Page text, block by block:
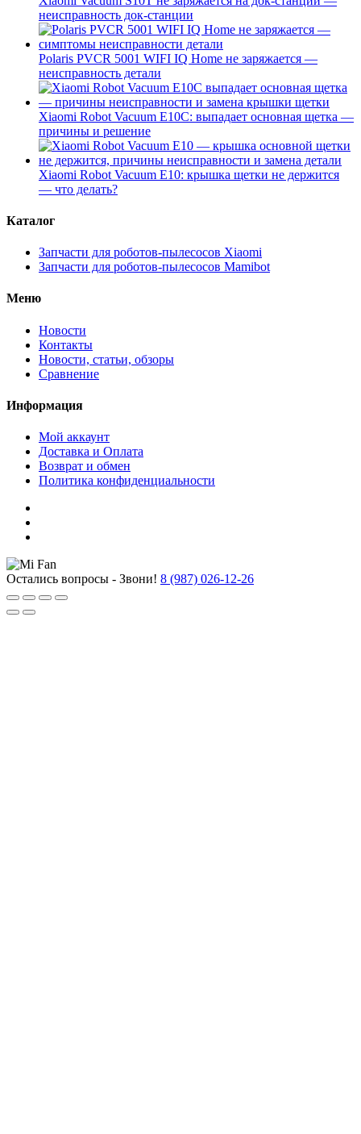
неисправность док-станции
Polaris PVCR 5001 WIFI IQ Home не заряжается —
неисправность детали
Xiaomi Robot Vacuum E10C: выпадает основная щетка —
причины и решение
Xiaomi Robot Vacuum E10: крышка щетки не держится
— что делать?
Каталог
Запчасти для роботов-пылесосов Xiaomi
Запчасти для роботов-пылесосов Mamibot
Меню
Новости
Контакты
Новости, статьи, обзоры
Сравнение
Информация
Мой аккаунт
Доставка и Оплата
Возврат и обмен
Политика конфиденциальности
Остались вопросы - Звони! 8 (987) 026-12-26